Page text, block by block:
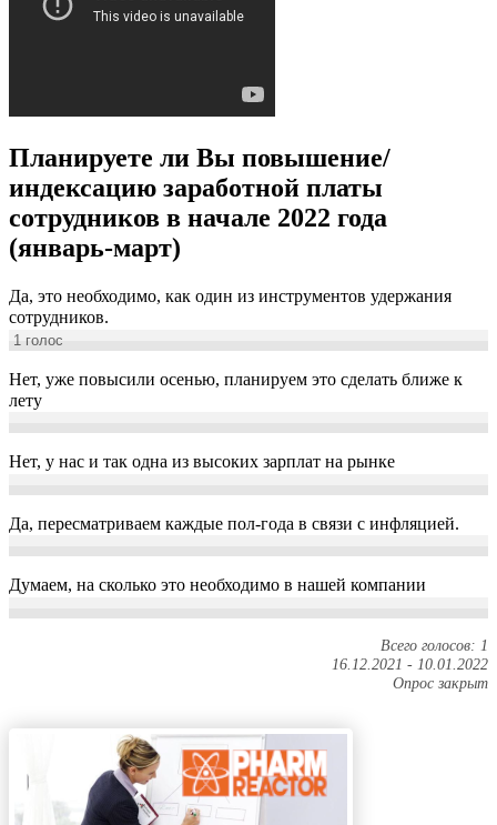
Планируете ли Вы повышение/
индексацию заработной платы
сотрудников в начале 2022 года
(январь-март)
Да, это необходимо, как один из инструментов удержания
сотрудников.
1 голос
Нет, уже повысили осенью, планируем это сделать ближе к
лету
Нет, у нас и так одна из высоких зарплат на рынке
Да, пересматриваем каждые пол-года в связи с инфляцией.
Думаем, на сколько это необходимо в нашей компании
Всего голосов: 1
16.12.2021 - 10.01.2022
Опрос закрыт